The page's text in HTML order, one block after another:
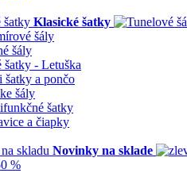
Klasické šatky
šály
šály
šatky - Letuška
šatky a pončo
šály
šatky
a čiapky
Novinky na sklade
%